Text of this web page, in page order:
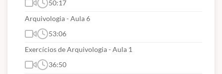
50:17
Arquivologia - Aula 6
53:06
Exercícios de Arquivologia - Aula 1
36:50